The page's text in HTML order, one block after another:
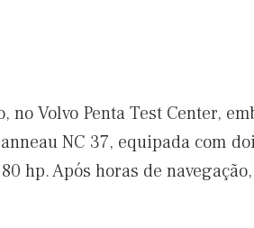
no Volvo Penta Test Center,
NC 37, equipada com
hp. Após horas de